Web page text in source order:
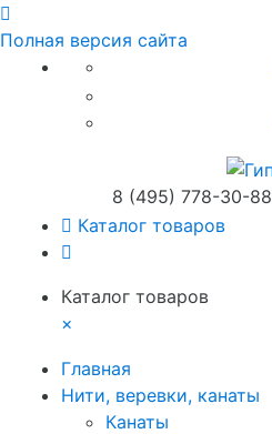
Полная версия сайта
8 (495) 778-30-88
Каталог товаров
Каталог товаров
×
Главная
Нити, веревки, канаты
Канаты